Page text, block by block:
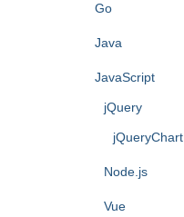
Go
Java
JavaScript
jQuery
jQueryChart
Node.js
Vue